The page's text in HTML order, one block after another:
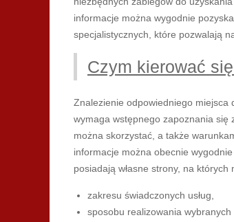
informacje można wygodnie
specjalistycznych, które pozwalają
Czym kierować
Znalezienie odpowiedniego miejsca
wymaga wstępnego zapoznania się
można skorzystać, a także
informacje można obecnie
posiadają własne strony, na
zakresu świadczonych usług,
sposobu realizowania wybranych